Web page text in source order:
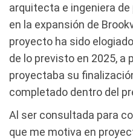
arquitecta e ingeniera
en la expansión de
proyecto ha sido
de lo previsto en 2025, a
proyectaba su
completado dentro del
Al ser consultada para
que me motiva en